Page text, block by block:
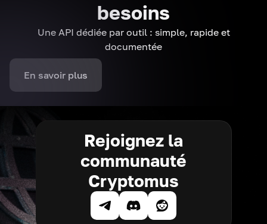
besoins
Une API dédiée par outil : simple, rapide et
documentée
En savoir plus
Rejoignez la
communauté
Cryptomus